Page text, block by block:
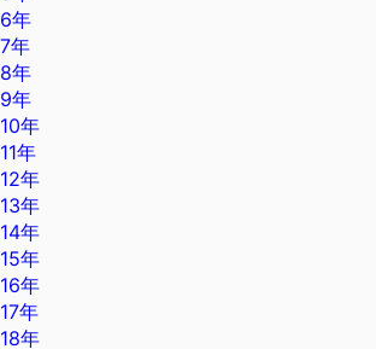
6年
7年
8年
9年
10年
11年
12年
13年
14年
15年
16年
17年
18年